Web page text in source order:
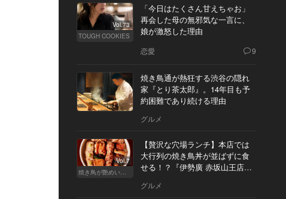
Vol.73
TOUGH COOKIES
「今日はたくさん甘えちゃお」
再会した母の無邪気な一言に、
娘が激怒した理由
恋愛 9
焼き鳥通が熱狂する渋谷の隠れ
家『とり茶太郎』。14年目も予
約困難であり続ける理由
グルメ
Vol.7
焼き鳥が艶めいてきた
【贅沢な穴場ランチ】本店では
大行列の焼き鳥丼が並ばずに食
せる！？『伊勢廣 赤坂山王店』
グルメ